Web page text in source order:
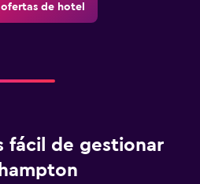
ofertas de hotel
fácil de gestionar